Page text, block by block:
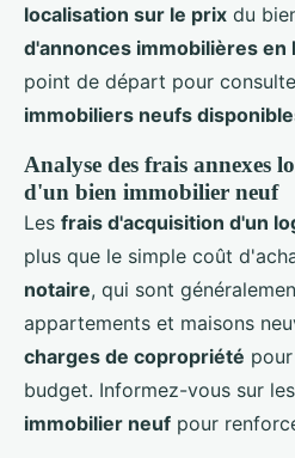
localisation sur le prix du
d'annonces immobilières en
point de départ pour
immobiliers neufs
Analyse des frais annexes
d'un bien immobilier neuf
Les frais d'acquisition d'un
plus que le simple coût
notaire, qui sont
appartements et maisons
charges de copropriété
budget. Informez-vous sur les
immobilier neuf pour